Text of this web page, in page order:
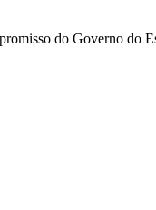
do Governo do